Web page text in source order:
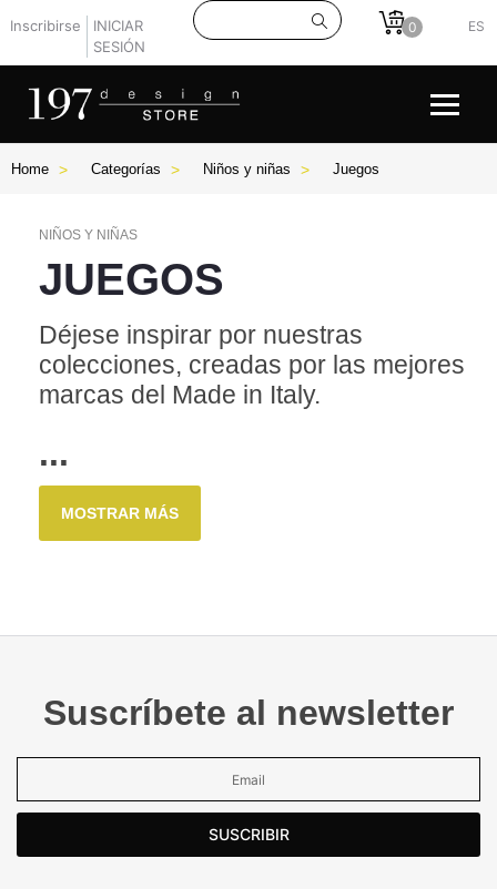
Inscribirse
INICIAR
SESIÓN
0 ES
Home Categorías Niños y niñas Juegos
NIÑOS Y NIÑAS
JUEGOS
Déjese inspirar por nuestras
colecciones, creadas por las mejores
marcas del Made in Italy.
...
MOSTRAR MÁS
Suscríbete al newsletter
SUSCRIBIR